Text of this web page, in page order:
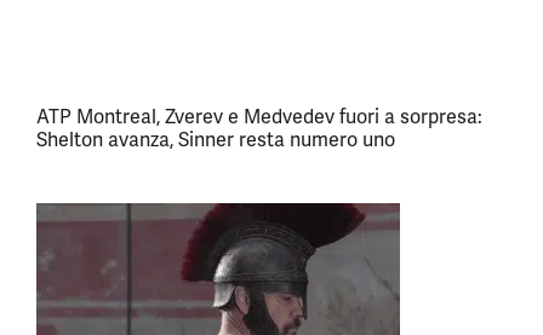
ATP Montreal, Zverev e Medvedev fuori a sorpresa:
Shelton avanza, Sinner resta numero uno